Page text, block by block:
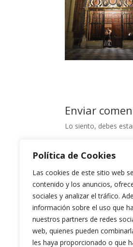
Política de Cookies
Las cookies de este sitio web
contenido y los anuncios,
sociales y analizar el tráfico.
información sobre el uso que
nuestros partners de redes
web, quienes pueden
les haya proporcionado o que
Enviar
Lo siento, debes